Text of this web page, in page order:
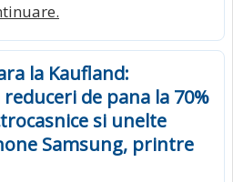
la Kaufland:
de pana la 70%
si unelte
Samsung, printre